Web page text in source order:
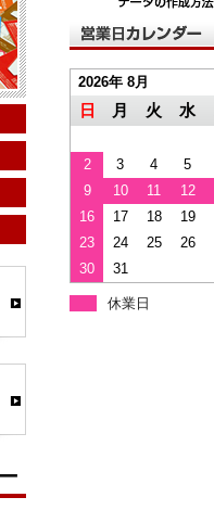
2026年 8月
日 月 火 水
2 3 4
5
9
10 11
12
16
17 18
19
23
24 25
26
30
31
休業日